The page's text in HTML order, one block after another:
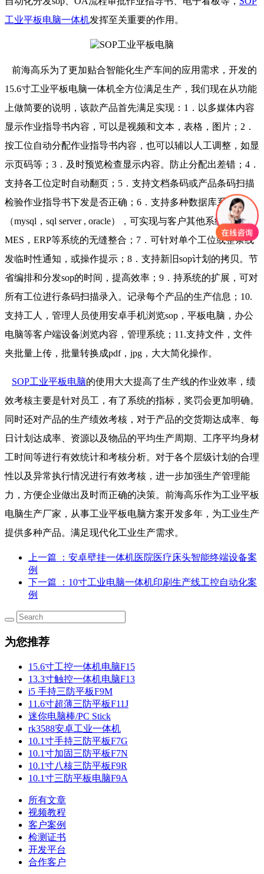
工业平板电脑一体机发挥至关重要的作用。
前海高乐为了更加贴合智能化生产车间的应用需求，开发的
15.6寸工业平板电脑一体机全方位满足生产，我们现在从功能
上做简要的说明，该款产品首先满足实现：1．以多媒体内容
显示作业指导书内容，可以是视频和文本，表格，图片；2．
按工位自动分配作业指导书内容，也可以辅以人工调整，如显
示页码等；3．及时预览检查显示内容。防止分配出差错；4．
支持各工位定时自动翻页；5．支持文档条码或产品条码扫描
检验作业指导书下发是否正确；6．支持多种数据库系统
（mysql，sql server , oracle），可实现与客户其他系统OA，
MES，ERP等系统的无缝整合；7．可针对单个工位或整条线
发临时性通知，或操作提示；8．支持新旧sop计划的拷贝。节
省编排和分发sop的时间，提高效率；9．持系统的扩展，可对
所有工位进行条码扫描录入。记录每个产品的生产信息；10.
支持工人，管理人员使用安卓手机浏览sop，平板电脑，办公
电脑等客户端设备浏览内容，管理系统；11.支持文件，文件
夹批量上传，批量转换成pdf，jpg，大大简化操作。
SOP工业平板电脑的使用大大提高了生产线的作业效率，绩
效考核主要是针对员工，有了系统的指标，奖罚会更加明确。
同时还对产品的生产绩效考核，对于产品的交货期达成率、每
日计划达成率、资源以及物品的平均生产周期、工序平均身材
工时间等进行有效统计和考核分析。对于各个层级计划的合理
性以及异常执行情况进行有效考核，进一步加强生产管理能
力，方便企业做出及时而正确的决策。前海高乐作为工业平板
电脑生产厂家，从事工业平板电脑方案开发多年，为工业生产
提供多种产品。满足现代化工业生产需求。
上一篇
：安卓壁挂一体机医院医疗床头智能终端设备案
例
下一篇
：10寸工业电脑一体机印刷生产线工控自动化案
例
为您推荐
15.6寸工控一体机电脑F15
13.3寸触控一体机电脑F13
i5 手持三防平板F9M
11.6寸超薄三防平板F11J
迷你电脑棒/PC Stick
rk3588安卓工业一体机
10.1寸手持三防平板F7G
10.1寸加固三防平板F7N
10.1寸八核三防平板F9R
10.1寸三防平板电脑F9A
所有文章
视频教程
客户案例
检测证书
开发平台
合作客户